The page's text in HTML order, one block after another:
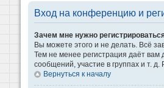
Вход на конференцию и
Зачем мне нужно
Вы можете этого и не делать. Всё
Тем не менее регистрация даёт
сообщений, участие в группах и т.
Вернуться к началу